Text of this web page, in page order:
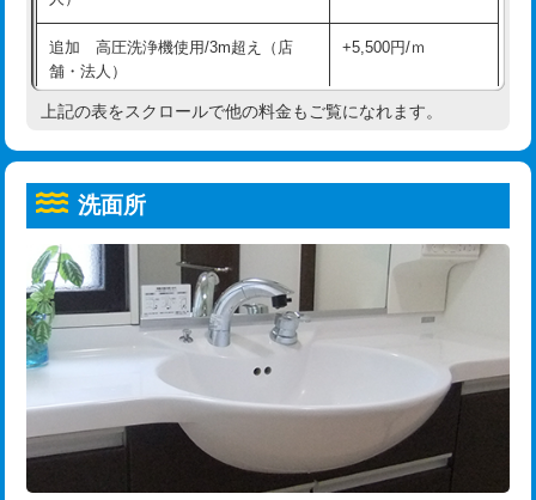
コンクリート斫り（厚さ10㎝超え）
モルタル補修（厚さ10㎝まで） 27,500円
モルタル補修（厚さ10㎝超え） 38,500円
洗面台設置 38,500円
追加人工
廃棄・処分 現場見積
※給水管工事は20mmまでの価格です。
給水管工事※（ホール加工)
給水管工事※（バンド止め) 3,300円
給水管工事※（支持金具設置) 5,500円
給水管工事※（保温材使用（バンド止
め込み）)
5,500円
給水管工事※（土の掘削・埋め戻し作
業)
11,000円
給水管工事※（塩ビ管（VP・HI）使
用/3ｍまで)
33,000円
給水管工事※（塩ビ管（VP・HI）使
用（追加）/3ｍ超え)
給水管工事※（ライニング鋼管・銅
管・ポリ管・HT管使用/3ｍまで)
44,000円
追加 高圧洗浄機使用/3m超え（店
舗・法人）
+5,500円/ｍ
高度高圧洗浄換 現地調査
トーラー機使用/3mまで
追加トーラー機使用/3m超え +3,300円
カメラ調査 33,000円
桝清掃
止水・漏水調査・防水処理・清掃・修
理・調整・分解・加工など（軽作業）
11,000円
止水・漏水調査・防水処理・清掃・修
22,000円
上記の表をスクロールで他の料金もご覧になれます。
洗面所